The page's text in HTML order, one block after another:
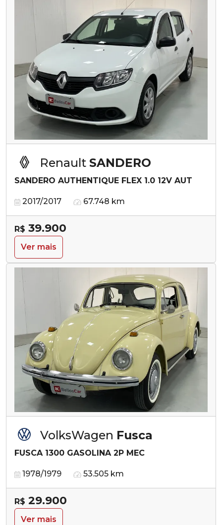
Renault SANDERO
SANDERO AUTHENTIQUE FLEX 1.0 12V AUT
2017/2017 67.748 km
R$ 39.900
Ver mais
VolksWagen Fusca
FUSCA 1300 GASOLINA 2P MEC
1978/1979 53.505 km
R$ 29.900
Ver mais